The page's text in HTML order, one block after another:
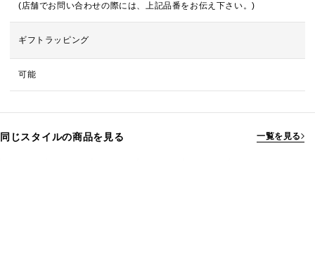
(店舗でお問い合わせの際には、上記品番をお伝え下さい。)
ギフトラッピング
可能
同じスタイルの商品を見る 一覧を見る